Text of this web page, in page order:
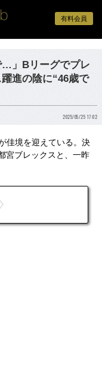
有料会員
…」Bリーグでプレ
進の陰に“46歳で
2025/05/25 17:02
佳境を迎えている。決
宮ブレックスと、一昨